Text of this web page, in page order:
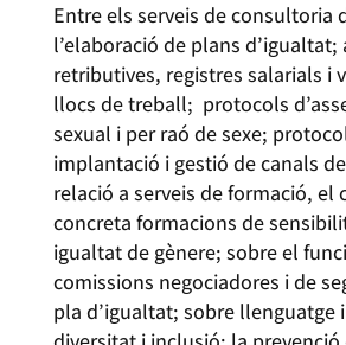
Entre els serveis de consultoria
l’elaboració de plans
retributives, registres salarials i
llocs de treball; protocols
sexual i per raó de sexe;
implantació i gestió de canals
relació a serveis de formació, el
concreta formacions de
igualtat de gènere; sobre el
comissions negociadores i de
pla d’igualtat; sobre llenguatge